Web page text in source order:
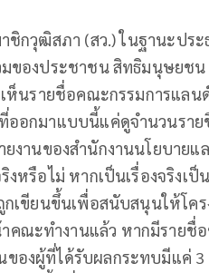
กวุฒิสภา (สว.) ในฐานะประ
ของประชาชน สิทธิมนุษยชน
ห็นรายชื่อคณะกรรมการแล
อกมาแบบนี้แค่ดูจำนวนราย
ยงานของสำนักงานนโยบาย
งหรือไม่ หากเป็นเรื่องจริงเ
กเขียนขึ้นเพื่อสนับสนุนให้โค
ณะทำงานแล้ว หากมีรายชื่
องผู้ที่ได้รับผลกระทบมีแค่